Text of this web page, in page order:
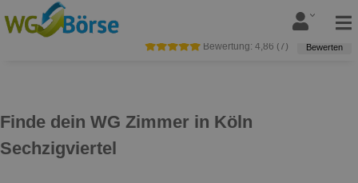
Finde dein WG Zimmer in Köln
Sechzigviertel
Bewertung: 4,86 ( 7) Bewerten